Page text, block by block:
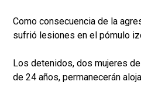
Como consecuencia de la
sufrió lesiones en el pómulo
Los detenidos, dos mujeres
de 24 años, permanecerán